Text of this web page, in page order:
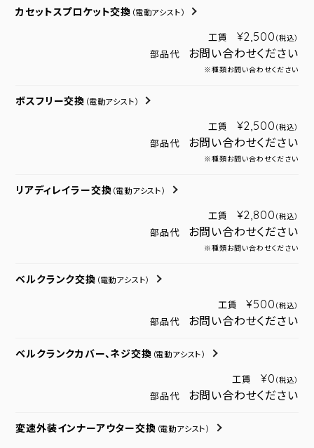
カセットスプロケット交換 （電動アシスト）
工賃 ¥2,500 （税込）
部品代 お問い合わせください
※種類お問い合わせください
ボスフリー交換 （電動アシスト）
工賃 ¥2,500 （税込）
部品代 お問い合わせください
※種類お問い合わせください
リアディレイラー交換 （電動アシスト）
工賃 ¥2,800 （税込）
部品代 お問い合わせください
※種類お問い合わせください
ベルクランク交換 （電動アシスト）
工賃 ¥500 （税込）
部品代 お問い合わせください
ベルクランクカバー、ネジ交換 （電動アシスト）
工賃 ¥0 （税込）
部品代 お問い合わせください
変速外装インナーアウター交換 （電動アシスト）